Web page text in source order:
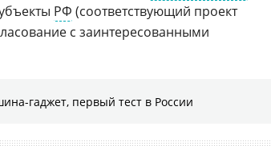
РФ (соответствующий проект
с заинтересованными
гаджет, первый тест в России